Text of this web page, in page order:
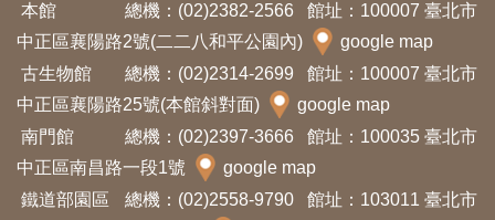
本館 總機：(02)2382-2566
館址：100007 臺北市
中正區襄陽路2號(二二八和平公園內)
google map
古生物館
總機：(02)2314-2699
館址：100007 臺北市
中正區襄陽路25號(本館斜對面)
google map
南門館
總機：(02)2397-3666
館址：100035 臺北市
中正區南昌路一段1號
google map
鐵道部園區
總機：(02)2558-9790
館址：103011 臺北市